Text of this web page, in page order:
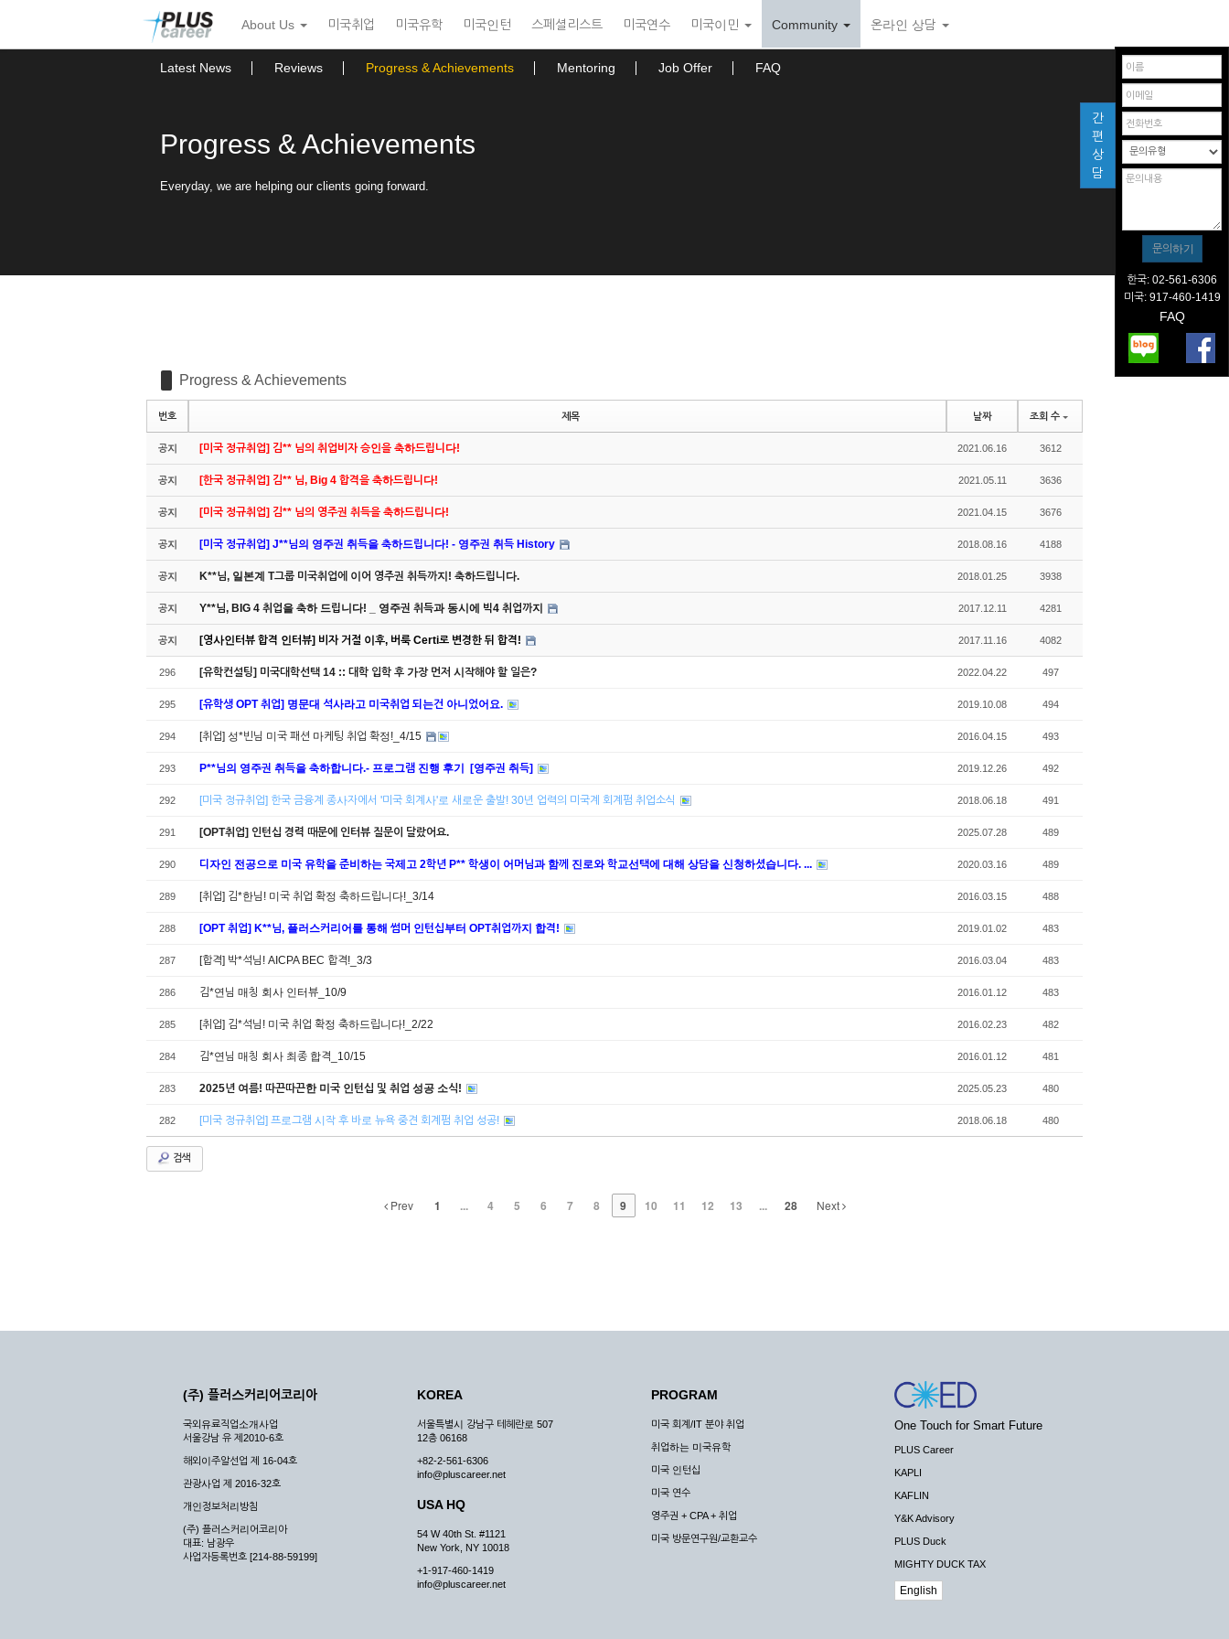
뉴
토
About Us 미국취업 미국유학 미국인턴 스페셜리스트 미국연수 미국이민 Community 온라인 상담
Latest News Reviews Progress & Achievements Mentoring Job Offer FAQ
Progress & Achievements
Everyday, we are helping our clients going forward.
Progress & Achievements
번호 제목 날짜 조회 수
공지 [미국 정규취업] 김** 님의 취업비자 승인을 축하드립니다! 2021.06.16 3612
공지 [한국 정규취업] 김** 님, Big 4 합격을 축하드립니다! 2021.05.11 3636
공지 [미국 정규취업] 김** 님의 영주권 취득을 축하드립니다! 2021.04.15 3676
공지 [미국 정규취업] J**님의 영주권 취득을 축하드립니다! - 영주권 취득 History 2018.08.16 4188
공지 K**님, 일본계 T그룹 미국취업에 이어 영주권 취득까지! 축하드립니다. 2018.01.25 3938
공지 Y**님, BIG 4 취업을 축하 드립니다! _ 영주권 취득과 동시에 빅4 취업까지 2017.12.11 4281
공지 [영사인터뷰 합격 인터뷰] 비자 거절 이후, 버룩 Certi로 변경한 뒤 합격! 2017.11.16 4082
296 [유학컨설팅] 미국대학선택 14 :: 대학 입학 후 가장 먼저 시작해야 할 일은? 2022.04.22 497
295 [유학생 OPT 취업] 명문대 석사라고 미국취업 되는건 아니었어요. 2019.10.08 494
294 [취업] 성*빈님 미국 패션 마케팅 취업 확정!_4/15 2016.04.15 493
293 P**님의 영주권 취득을 축하합니다.- 프로그램 진행 후기 [영주권 취득] 2019.12.26 492
292 [미국 정규취업] 한국 금융계 종사자에서 '미국 회계사'로 새로운 출발! 30년 업력의 미국계 회계펌 취업소식 2018.06.18 491
291 [OPT취업] 인턴십 경력 때문에 인터뷰 질문이 달랐어요. 2025.07.28 489
290 디자인 전공으로 미국 유학을 준비하는 국제고 2학년 P** 학생이 어머님과 함께 진로와 학교선택에 대해 상담을 신청하셨습니다. ... 2020.03.16 489
289 [취업] 김*한님! 미국 취업 확정 축하드립니다!_3/14 2016.03.15 488
288 [OPT 취업] K**님, 플러스커리어를 통해 썸머 인턴십부터 OPT취업까지 합격! 2019.01.02 483
287 [합격] 박*석님! AICPA BEC 합격!_3/3 2016.03.04 483
286 김*연님 매칭 회사 인터뷰_10/9 2016.01.12 483
285 [취업] 김*석님! 미국 취업 확정 축하드립니다!_2/22 2016.02.23 482
284 김*연님 매칭 회사 최종 합격_10/15 2016.01.12 481
283 2025년 여름! 따끈따끈한 미국 인턴십 및 취업 성공 소식! 2025.05.23 480
282 [미국 정규취업] 프로그램 시작 후 바로 뉴욕 중견 회계펌 취업 성공! 2018.06.18 480
검색
Prev 1 ... 4 5 6 7 8 9 10 11 12 13 ... 28 Next
간
편
상
담
한국: 02-561-6306
미국: 917-460-1419
FAQ
(주) 플러스커리어코리아
국외유료직업소개사업
서울강남 유 제2010-6호
해외이주알선업 제 16-04호
관광사업 제 2016-32호
개인정보처리방침
(주) 플러스커리어코리아
대표: 남광우
사업자등록번호 [214-88-59199]
KOREA
서울특별시 강남구 테헤란로 507
12층 06168
+82-2-561-6306
info@pluscareer.net
USA HQ
54 W 40th St. #1121
New York, NY 10018
+1-917-460-1419
info@pluscareer.net
PROGRAM
미국 회계/IT 분야 취업
취업하는 미국유학
미국 인턴십
미국 연수
영주권 + CPA + 취업
미국 방문연구원/교환교수
One Touch for Smart Future
PLUS Career
KAPLI
KAFLIN
Y&K Advisory
PLUS Duck
MIGHTY DUCK TAX
English